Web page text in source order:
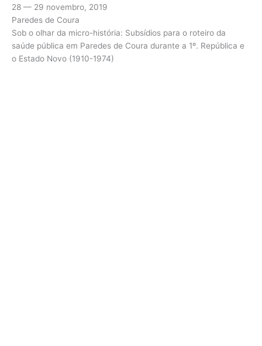
28 — 29 novembro, 2019
Paredes de Coura
Sob o olhar da micro-história: Subsídios para o roteiro da
saúde pública em Paredes de Coura durante a 1º. República e
o Estado Novo (1910-1974)